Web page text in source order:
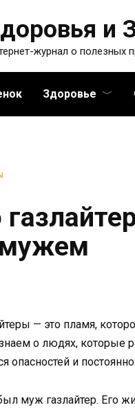
и
журнал о полезных
Здоровье
мужем
— это пламя,
о людях, которые
опасностей и
муж газлайтер. Его